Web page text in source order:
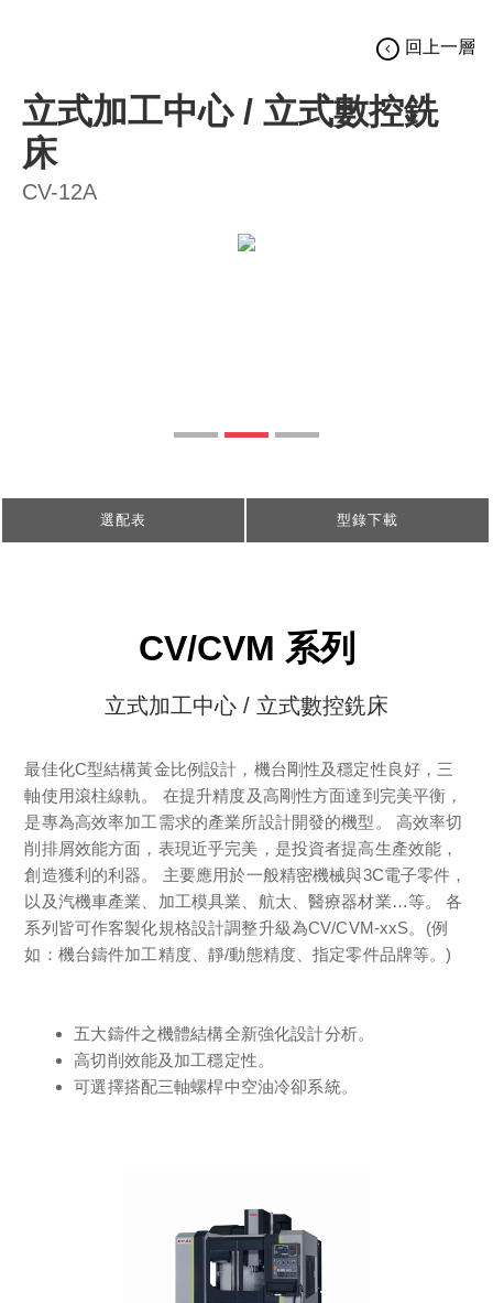
回上一層
立式加工中心 / 立式數控銑
床
CV-12A
選配表 型錄下載
CV/CVM 系列
立式加工中心 / 立式數控銑床
最佳化C型結構黃金比例設計，機台剛性及穩定性良好，三
軸使用滾柱線軌。 在提升精度及高剛性方面達到完美平衡，
是專為高效率加工需求的產業所設計開發的機型。 高效率切
削排屑效能方面，表現近乎完美，是投資者提高生產效能，
創造獲利的利器。 主要應用於一般精密機械與3C電子零件，
以及汽機車產業、加工模具業、航太、醫療器材業…等。 各
系列皆可作客製化規格設計調整升級為CV/CVM-xxS。(例
如：機台鑄件加工精度、靜/動態精度、指定零件品牌等。)
五大鑄件之機體結構全新強化設計分析。
高切削效能及加工穩定性。
可選擇搭配三軸螺桿中空油冷卻系統。